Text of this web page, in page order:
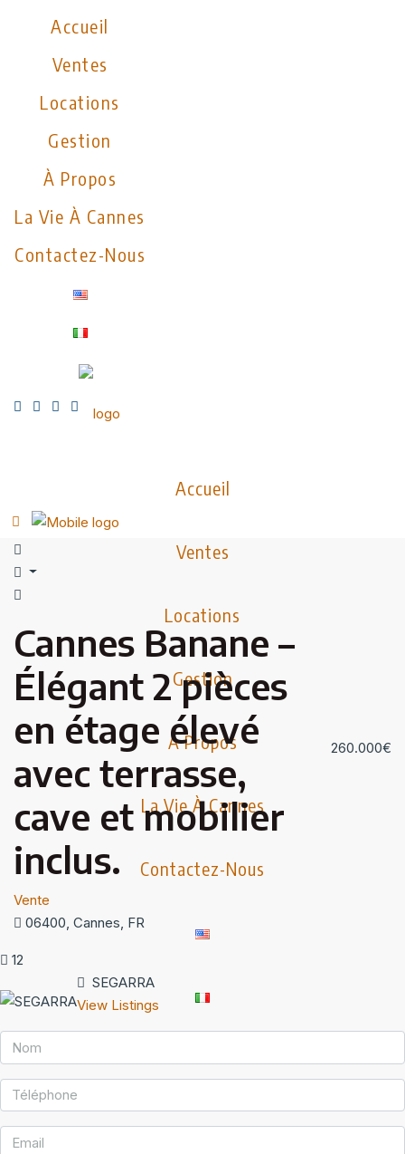
Accueil
Ventes
Locations
Gestion
À Propos
La Vie À Cannes
Contactez-Nous
Accueil
Ventes
Locations
Gestion
À Propos
La Vie À Cannes
Contactez-Nous
Cannes Banane –
Élégant 2 pièces
en étage élevé
avec terrasse,
cave et mobilier
inclus.
260.000€
Vente
06400, Cannes, FR
12
SEGARRA
View Listings